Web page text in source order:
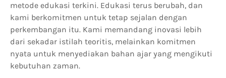
metode edukasi terkini. Edukasi terus berubah, dan
kami berkomitmen untuk tetap sejalan dengan
perkembangan itu. Kami memandang inovasi lebih
dari sekadar istilah teoritis, melainkan komitmen
nyata untuk menyediakan bahan ajar yang mengikuti
kebutuhan zaman.